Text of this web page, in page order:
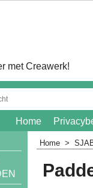
met Creawerk!
Home
Home >